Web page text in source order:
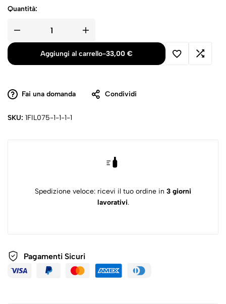
successivo appassimento. Affinamento in acciaio; solo in
Quantità:
Aggiungi al carrello-33,00 €
Fai una domanda Condividi
SKU: 1FIL075-1-1-1-1
Spedizione veloce: ricevi il tuo ordine in 3 giorni
lavorativi.
Pagamenti Sicuri